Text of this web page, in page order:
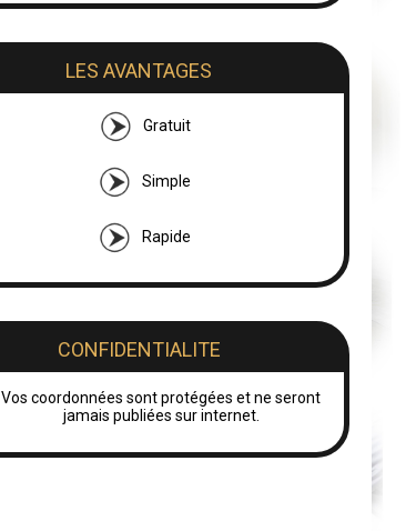
LES AVANTAGES
Gratuit
Simple
Rapide
CONFIDENTIALITE
Vos coordonnées sont protégées et ne seront
jamais publiées sur internet.